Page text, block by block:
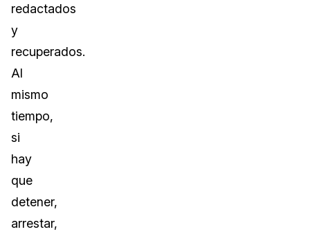
redactados
y
recuperados.
Al
mismo
tiempo,
si
hay
que
detener,
arrestar,